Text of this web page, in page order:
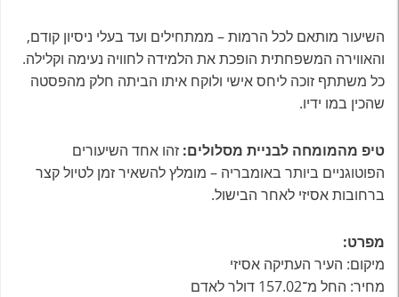
השיעור מותאם לכל הרמות – ממתחילים ועד בעלי ניסיון קודם,
והאווירה המשפחתית הופכת את הלמידה לחוויה נעימה וקלילה.
כל משתתף זוכה ליחס אישי ולוקח איתו הביתה חלק מהפסטה
שהכין במו ידיו.
טיפ מהמומחה לבניית מסלולים: זהו אחד השיעורים
הפוטוגניים ביותר באומבריה – מומלץ להשאיר זמן לטיול קצר
ברחובות אסיזי לאחר הבישול.
מפרט:
מיקום: העיר העתיקה אסיזי
מחיר: החל מ־157.02 דולר לאדם